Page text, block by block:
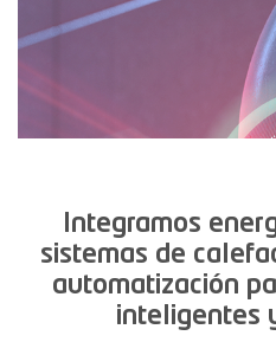
Integramos
sistemas de
automatización
inteligentes